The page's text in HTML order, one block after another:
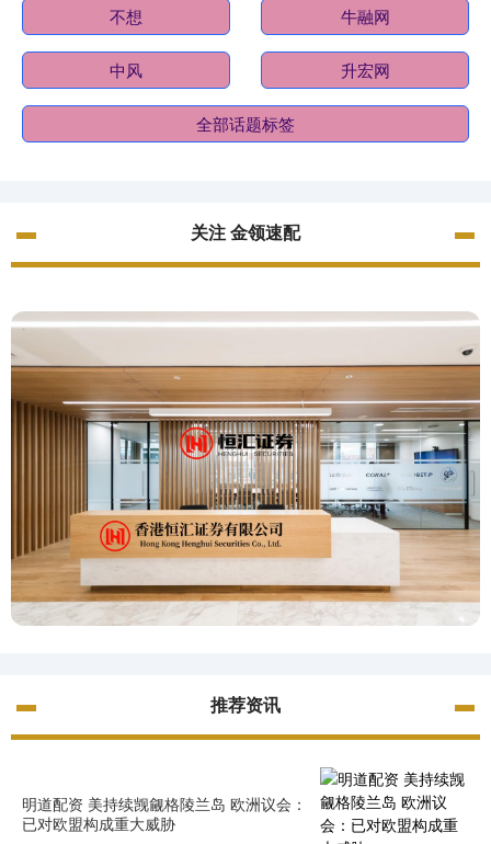
不想 牛融网
中风 升宏网
全部话题标签
关注 金领速配
推荐资讯
明道配资 美持续觊觎格陵兰岛 欧洲议会：
已对欧盟构成重大威胁